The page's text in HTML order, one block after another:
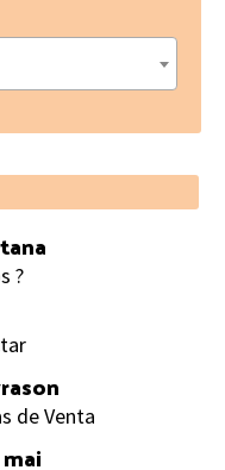
?
de Venta